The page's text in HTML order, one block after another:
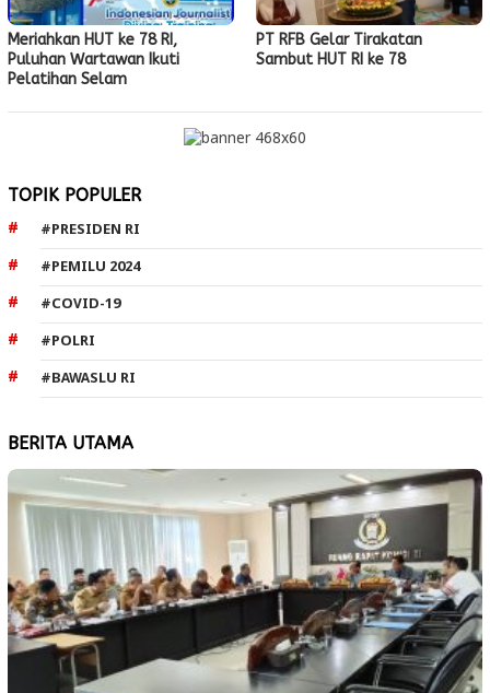
Meriahkan HUT ke 78 RI,
Puluhan Wartawan Ikuti
Pelatihan Selam
PT RFB Gelar Tirakatan
Sambut HUT RI ke 78
TOPIK POPULER
#PRESIDEN RI
#PEMILU 2024
#COVID-19
#POLRI
#BAWASLU RI
BERITA UTAMA